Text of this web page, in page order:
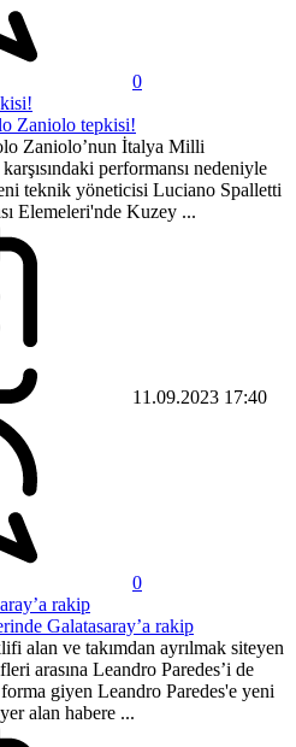
0
Zaniolo tepkisi!
Zaniolo’nun İtalya Milli
performansı nedeniyle
teknik yöneticisi Luciano Spalletti
Elemeleri'nde Kuzey ...
11.09.2023 17:40
0
Galatasaray’a rakip
alan ve takımdan ayrılmak siteyen
arasına Leandro Paredes’i de
giyen Leandro Paredes'e yeni
alan habere ...